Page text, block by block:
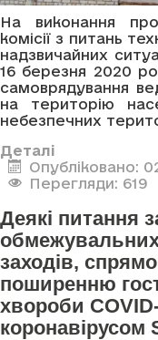
На виконання
комісії з питань
надзвичайних
16 березня 2020
самоврядування
на територію
небезпечних
Деталі
Опубліковано:
Перегляди: 619
Деякі питання
заходів,
поширенню
хвороби
коронавірусом